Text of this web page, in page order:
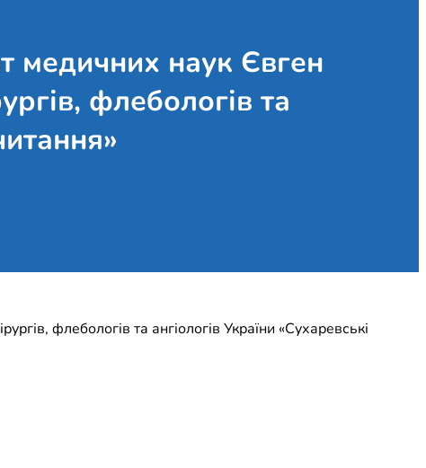
медичних наук Євген
флебологів та
флебологів та ангіологів України «Сухаревські